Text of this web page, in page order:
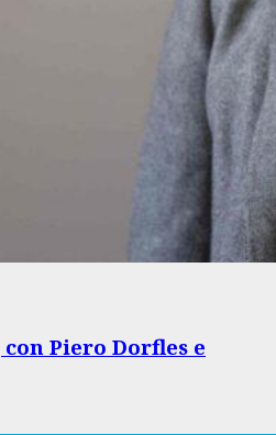
Piero Dorfles e